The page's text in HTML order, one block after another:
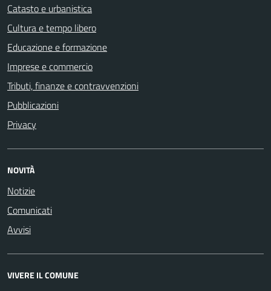
Catasto e urbanistica
Cultura e tempo libero
Educazione e formazione
Imprese e commercio
Tributi, finanze e contravvenzioni
Pubblicazioni
Privacy
NOVITÀ
Notizie
Comunicati
Avvisi
VIVERE IL COMUNE